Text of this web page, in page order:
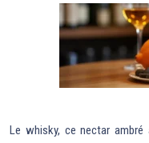
Le whisky, ce nectar